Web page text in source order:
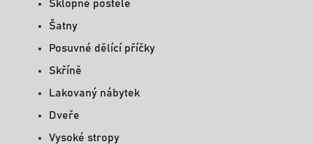
Sklopné postele
Šatny
Posuvné dělící příčky
Skříně
Lakovaný nábytek
Dveře
Vysoké stropy